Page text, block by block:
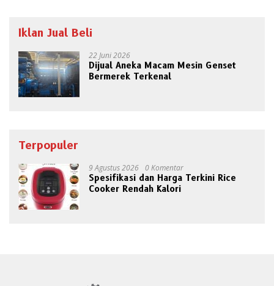
Iklan Jual Beli
22 Juni 2026
Dijual Aneka Macam Mesin Genset
Bermerek Terkenal
Terpopuler
9 Agustus 2026 0 Komentar
Spesifikasi dan Harga Terkini Rice
Cooker Rendah Kalori